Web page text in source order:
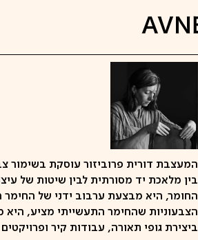
המעצבת דורית פרוביזור עוסקת בשימור
בין מלאכת יד מסורתית לבין שיטות של
החומר, היא מבצעת ערבוב ידני של החימר
הצבעוניות שהחימר התעשייתי מציע, היא
ביצירת גופי תאורה, עבודות קיר